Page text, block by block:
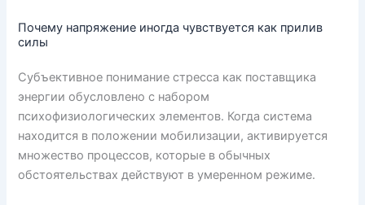
Почему напряжение иногда чувствуется как прилив
силы
Субъективное понимание стресса как поставщика
энергии обусловлено с набором
психофизиологических элементов. Когда система
находится в положении мобилизации, активируется
множество процессов, которые в обычных
обстоятельствах действуют в умеренном режиме.